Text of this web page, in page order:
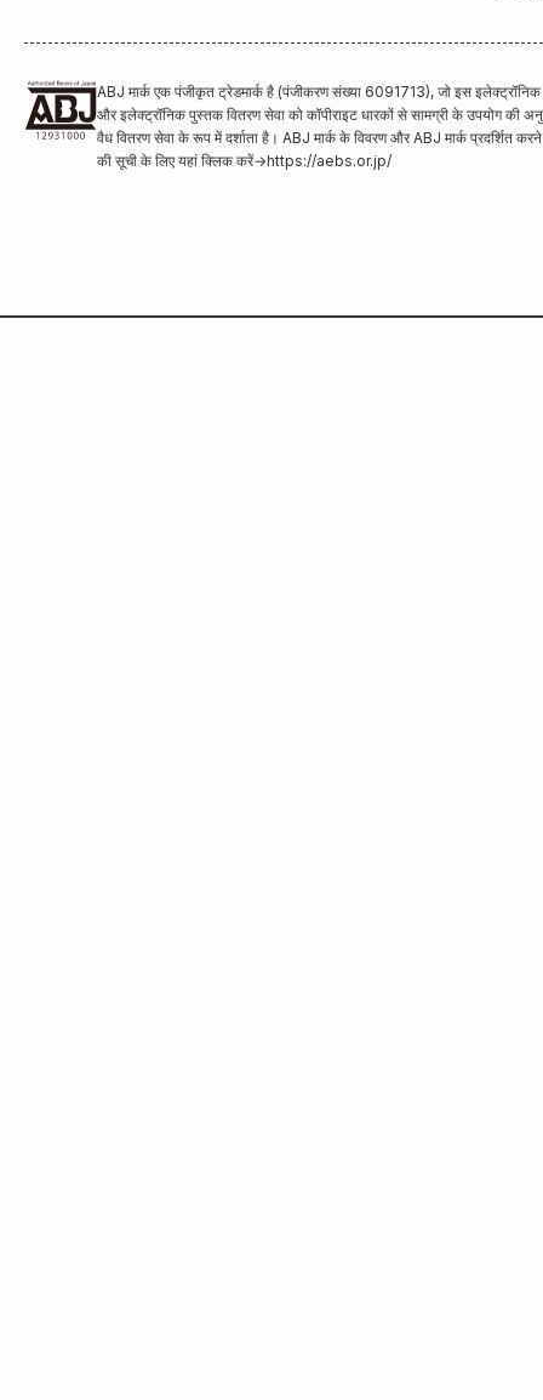
ABJ मार्क एक पंजीकृत ट्रेडमार्क है (पंजीकरण संख्या 6091713), जो इस
और इलेक्ट्रॉनिक पुस्तक वितरण सेवा को कॉपीराइट धारकों से सामग्री के उपयोग की
वैध वितरण सेवा के रूप में दर्शाता है। ABJ मार्क के विवरण और ABJ मार्क प्रदर्शित
की सूची के लिए यहां क्लिक करें→https://aebs.or.jp/